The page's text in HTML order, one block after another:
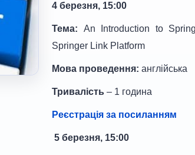
4березня, 15:00
Тема: An Introduction to
Springer Link Platform
Мова проведення: англійська
Тривалість – 1 година
Реєстрація за посиланням
5березня, 15:00